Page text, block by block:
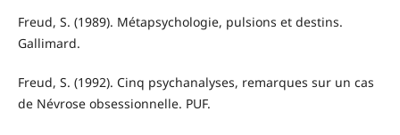
Freud, S. (1989). Métapsychologie, pulsions et destins.
Gallimard.
Freud, S. (1992). Cinq psychanalyses, remarques sur un cas
de Névrose obsessionnelle. PUF.